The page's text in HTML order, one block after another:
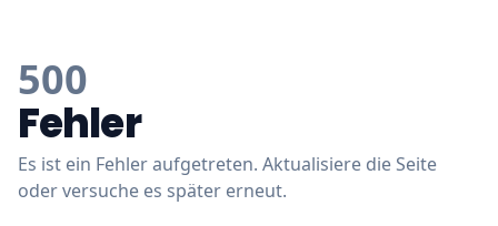
500
Fehler
Es ist ein Fehler aufgetreten. Aktualisiere die Seite
oder versuche es später erneut.